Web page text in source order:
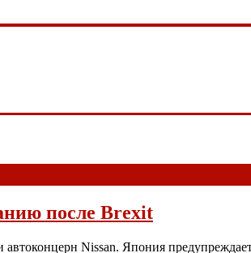
после Brexit
Nissan. Япония